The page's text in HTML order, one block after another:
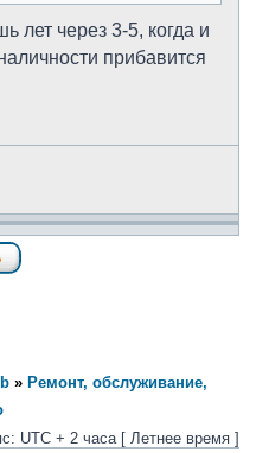
лет через 3-5, когда и
прибавится
» Ремонт, обслуживание,
UTC + 2 часа [ Летнее время ]